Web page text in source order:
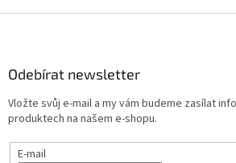
v
k
v
v
Odebírat newsletter
Vložte svůj e-mail a my vám budeme zasílat
produktech na našem e-shopu.
E-mail